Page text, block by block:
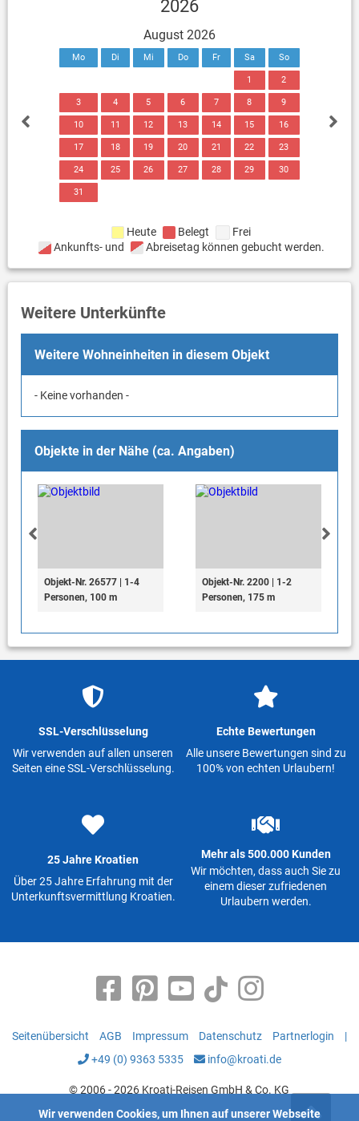
2026
August 2026
Mo Di Mi Do Fr Sa So
1 2
3 4 5 6 7 8 9
10 11 12 13 14 15 16
17 18 19 20 21 22 23
24 25 26 27 28 29 30
31
Heute Belegt
Frei
Ankunfts- und
Abreisetag können gebucht werden.
Weitere Unterkünfte
Weitere Wohneinheiten in diesem Objekt
- Keine vorhanden -
Objekte in der Nähe (ca. Angaben)
Objekt-Nr. 26577 | 1-4
Personen, 100 m
Objekt-Nr. 2200 | 1-2
Personen, 175 m
SSL-Verschlüsselung
Wir verwenden auf allen unseren
Seiten eine SSL-Verschlüsselung.
Echte Bewertungen
Alle unsere Bewertungen sind zu
100% von echten Urlaubern!
25 Jahre Kroatien
Über 25 Jahre Erfahrung mit der
Unterkunftsvermittlung Kroatien.
Mehr als 500.000 Kunden
Wir möchten, dass auch Sie zu
einem dieser zufriedenen
Urlaubern werden.
Seitenübersicht AGB Impressum Datenschutz Partnerlogin
|
+49 (0) 9363 5335
info@kroati.de
© 2006 - 2026 Kroati-Reisen GmbH & Co. KG
Wir verwenden Cookies, um Ihnen auf unserer Webseite